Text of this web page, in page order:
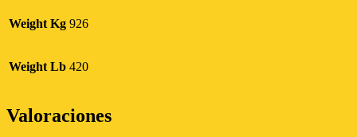
Weight Kg 926
Weight Lb 420
Valoraciones